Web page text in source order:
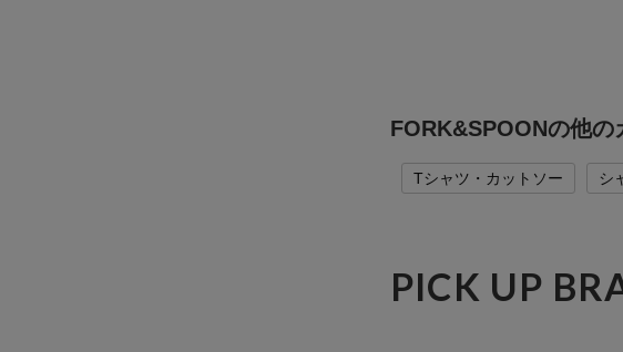
FORK&SPOONの他の
Tシャツ・カットソー シ
PICK UP